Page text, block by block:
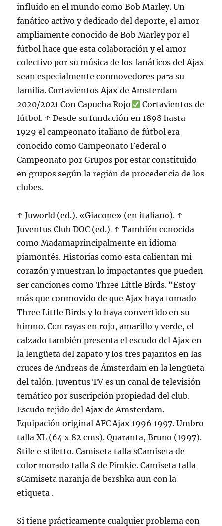
influido en el mundo como Bob Marley. Un
fanático activo y dedicado del deporte, el amor
ampliamente conocido de Bob Marley por el
fútbol hace que esta colaboración y el amor
colectivo por su música de los fanáticos del Ajax
sean especialmente conmovedores para su
familia. Cortavientos Ajax de Amsterdam
2020/2021 Con Capucha Rojo
Cortavientos de
fútbol. ↑ Desde su fundación en 1898 hasta
1929 el campeonato italiano de fútbol era
conocido como Campeonato Federal o
Campeonato por Grupos por estar constituido
en grupos según la región de procedencia de los
clubes.
↑ Juworld (ed.). «Giacone» (en italiano). ↑
Juventus Club DOC (ed.). ↑ También conocida
como Madamaprincipalmente en idioma
piamontés. Historias como esta calientan mi
corazón y muestran lo impactantes que pueden
ser canciones como Three Little Birds. “Estoy
más que conmovido de que Ajax haya tomado
Three Little Birds y lo haya convertido en su
himno. Con rayas en rojo, amarillo y verde, el
calzado también presenta el escudo del Ajax en
la lengüeta del zapato y los tres pajaritos en las
cruces de Andreas de Ámsterdam en la lengüeta
del talón. Juventus TV es un canal de televisión
temático por suscripción propiedad del club.
Escudo tejido del Ajax de Amsterdam.
Equipación original AFC Ajax 1996 1997. Umbro
talla XL (64 x 82 cms). Quaranta, Bruno (1997).
Stile e stiletto. Camiseta talla sCamiseta de
color morado talla S de Pimkie. Camiseta talla
sCamiseta naranja de bershka aun con la
etiqueta .
Si tiene prácticamente cualquier problema con